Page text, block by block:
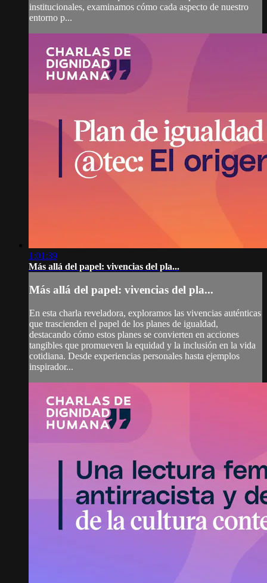
institucionales, examinamos cómo cada aspecto de nuestro
entorno p...
1:01:39
Más allá del papel: vivencias del pla...
Más allá del papel: vivencias del pla...
En esta charla reveladora, exploramos las vivencias auténticas
que trascienden el papel de los planes de igualdad,
destacando cómo estos planes se convierten en acciones
tangibles que promueven la equidad y la inclusión en la vida
cotidiana. Desde experiencias personales hasta ejemplos
inspirador...